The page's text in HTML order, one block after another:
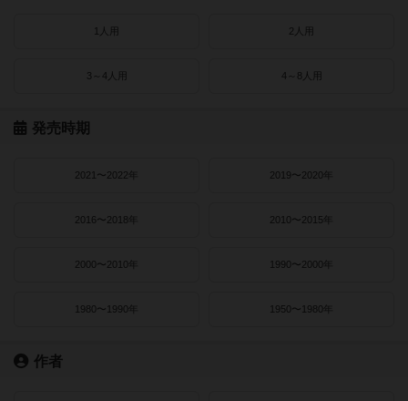
1人用 2人用
3～4人用 4～8人用
発売時期
2021〜2022年 2019〜2020年
2016〜2018年 2010〜2015年
2000〜2010年 1990〜2000年
1980〜1990年 1950〜1980年
作者